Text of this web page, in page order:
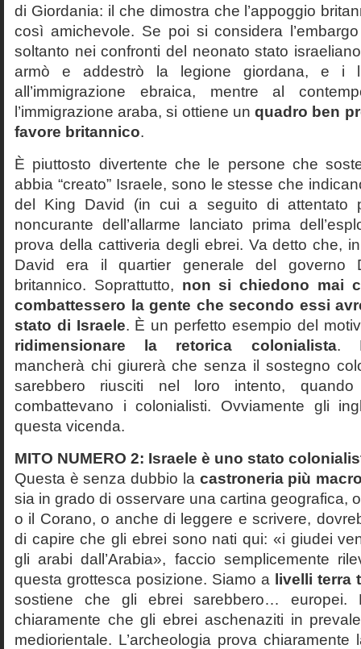
di Giordania: il che dimostra che l’appoggio
così amichevole. Se poi si considera
soltanto nei confronti del neonato stato
armò e addestrò la legione giordana, e i
all’immigrazione ebraica, mentre al
l’immigrazione araba, si ottiene unquadro ben
favore britannico.
È piuttosto divertente che le persone che
abbia “creato” Israele, sono le stesse che
del King David (in cui a seguito di attentato
noncurante dell’allarme lanciato prima
prova della cattiveria degli ebrei. Va detto che,
David era il quartier generale del governo
britannico. Soprattutto, non si chiedono mai
combattessero la gente che secondo essi
stato di Israele. È un perfetto esempio del
ridimensionare la retorica colonialista.
mancherà chi giurerà che senza il sostegno
sarebbero riusciti nel loro intento,
combattevano i colonialisti. Ovviamente gli
questa vicenda.
MITO NUMERO 2: Israele è uno stato
Questa è senza dubbio la castroneria più
sia in grado di osservare una cartina geografica,
o il Corano, o anche di leggere e scrivere,
di capire che gli ebrei sono nati qui: «i giudei
gli arabi dall’Arabia», faccio semplicemente
questa grottesca posizione. Siamo a livelli terra
sostiene che gli ebrei sarebbero… europei.
chiaramente che gli ebrei aschenaziti in
mediorientale. L’archeologia prova